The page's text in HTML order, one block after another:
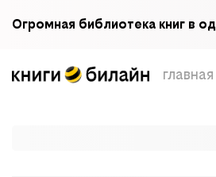
Огромная библиотека книг в
главная